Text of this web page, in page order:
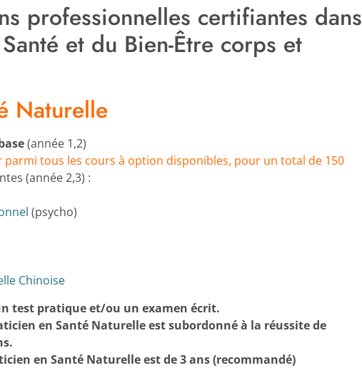
professionnelles certifiantes dans
et du Bien-Être corps et
Naturelle
(année 1,2)
tous les cours à option disponibles, pour un total de 150
(année 2,3) :
(psycho)
Chinoise
test pratique et/ou un examen écrit.
en Santé Naturelle est subordonné à la réussite de
en Santé Naturelle est de 3 ans (recommandé)